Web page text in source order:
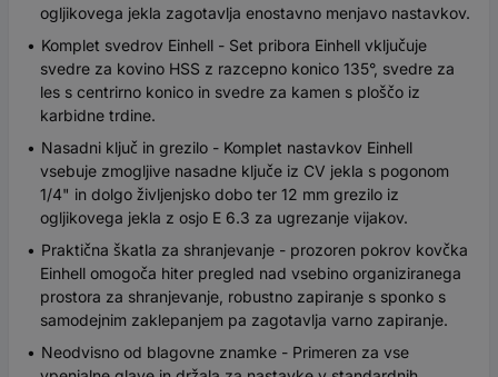
ogljikovega jekla zagotavlja enostavno menjavo nastavkov.
Komplet svedrov Einhell - Set pribora Einhell vključuje
svedre za kovino HSS z razcepno konico 135°, svedre za
les s centrirno konico in svedre za kamen s ploščo iz
karbidne trdine.
Nasadni ključ in grezilo - Komplet nastavkov Einhell
vsebuje zmogljive nasadne ključe iz CV jekla s pogonom
1/4" in dolgo življenjsko dobo ter 12 mm grezilo iz
ogljikovega jekla z osjo E 6.3 za ugrezanje vijakov.
Praktična škatla za shranjevanje - prozoren pokrov kovčka
Einhell omogoča hiter pregled nad vsebino organiziranega
prostora za shranjevanje, robustno zapiranje s sponko s
samodejnim zaklepanjem pa zagotavlja varno zapiranje.
Neodvisno od blagovne znamke - Primeren za vse